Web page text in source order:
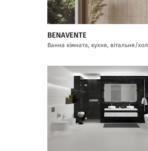
BENAVENTE
Ванна кімната, кухня, вітальня/хол